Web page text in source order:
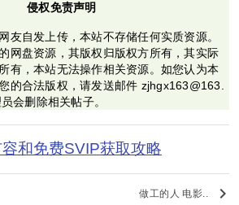
侵权免责声明
友自发上传，本站不存储任何实质资源。
网盘资源，其版权归版权方所有，其实际
有，本站无法操作相关资源。如您认为本
的合法版权，请发送邮件 zjhgx163@163.
会删除相关帖子。
和免费SVIP获取攻略
做工的人 电影.. keyboard_arrow_right